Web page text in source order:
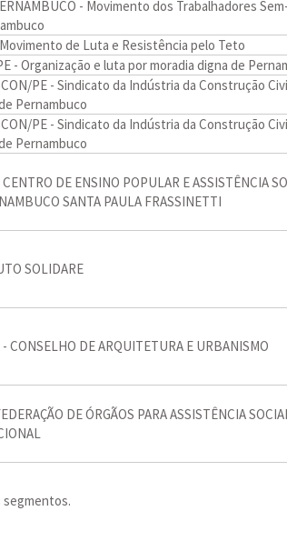
- Movimento dos Trabalhadores
de Luta e Resistência pelo Teto
- Organização e luta por moradia digna de
PE - Sindicato da Indústria da Construção
Pernambuco
PE - Sindicato da Indústria da Construção
Pernambuco
CENTRO DE ENSINO POPULAR E ASSISTÊNCIA
SANTA PAULA FRASSINETTI
SOLIDARE
CONSELHO DE ARQUITETURA E URBANISMO
DE ÓRGÃOS PARA ASSISTÊNCIA
segmentos.